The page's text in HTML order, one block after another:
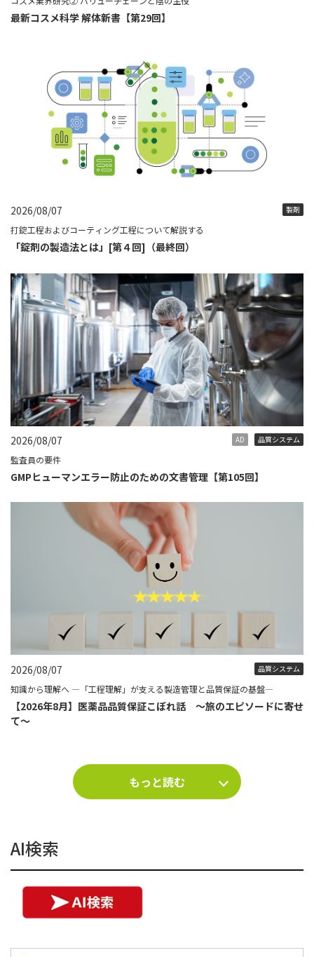
最新コスメ科学 解体新書【第29回】
2026/08/07 製剤
打錠工程およびコーティング工程について解説する
「錠剤の製造法とは」[第４回]（最終回）
2026/08/07 AD 品質システム
監査員の要件
GMPヒューマンエラー防止のための文書管理【第105回】
2026/08/07 品質システム
知識から理解へ ―「工程理解」が支える製造管理と品質保証の基盤―
【2026年8月】医薬品品質保証こぼれ話 ～旅のエピソードに寄せ
て～
もっと読む
AI検索